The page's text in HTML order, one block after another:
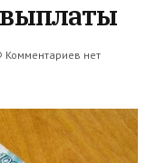
Комментариев нет